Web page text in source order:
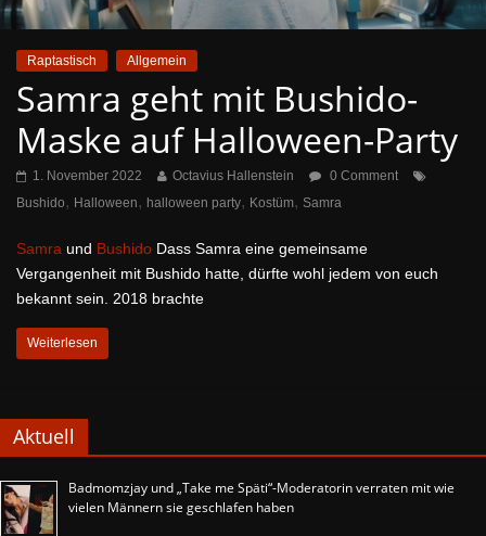
Raptastisch Allgemein
Samra geht mit Bushido-
Maske auf Halloween-Party
1. November 2022 Octavius Hallenstein
0 Comment
Bushido, Halloween, halloween party, Kostüm, Samra
Samra und Bushido Dass Samra eine gemeinsame
Vergangenheit mit Bushido hatte, dürfte wohl jedem von euch
bekannt sein. 2018 brachte
Weiterlesen
Aktuell
Badmomzjay und „Take me Späti“-Moderatorin verraten mit wie
vielen Männern sie geschlafen haben